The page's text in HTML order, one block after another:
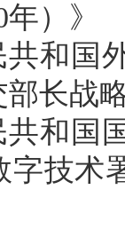
）》
共和国
长战
共和国
字技术